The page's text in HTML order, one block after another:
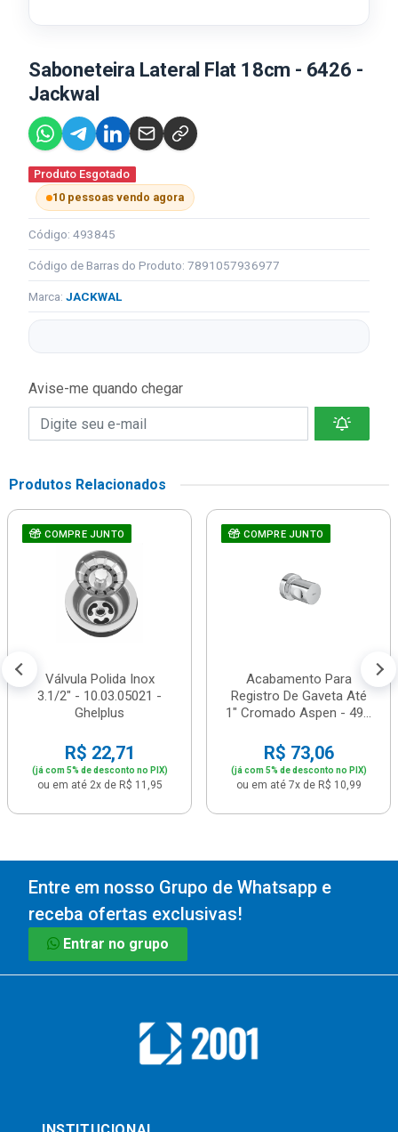
Saboneteira Lateral Flat 18cm - 6426 -
Jackwal
Produto Esgotado
10 pessoas vendo agora
Código: 493845
Código de Barras do Produto: 7891057936977
Marca: JACKWAL
Avise-me quando chegar
Produtos Relacionados
COMPRE JUNTO
Válvula Polida Inox
3.1/2" - 10.03.05021 -
Ghelplus
R$ 22,71
(já com 5% de desconto no PIX)
ou em até 2x de R$ 11,95
COMPRE JUNTO
Acabamento Para
Registro De Gaveta Até
1" Cromado Aspen - 49...
R$ 73,06
(já com 5% de desconto no PIX)
ou em até 7x de R$ 10,99
Entre em nosso Grupo de Whatsapp e
receba ofertas exclusivas!
Entrar no grupo